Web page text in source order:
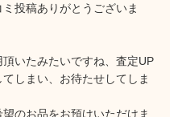
投稿ありがとうございま
いたみたいですね、査定UP
しまい、お待たせしてしま
のお品をお預けいただけま